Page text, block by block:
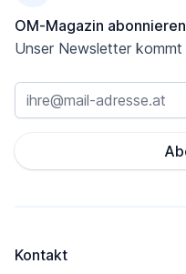
OM-Magazin abonnieren
Unser Newsletter
Kontakt